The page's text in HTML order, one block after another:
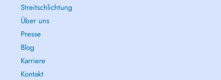
Streitschlichtung
Über uns
Presse
Blog
Karriere
Kontakt